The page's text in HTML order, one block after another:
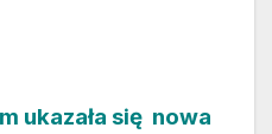
ukazała się nowa